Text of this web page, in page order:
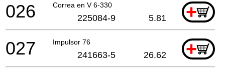
Correa en V 6-330 +
026 225084-9 5.81
Impulsor 76 +
027 241663-5 26.62